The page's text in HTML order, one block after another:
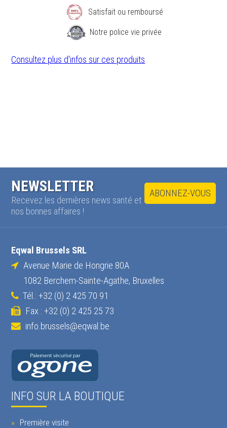
Satisfait ou remboursé
Notre police vie privée
Consultez plus d'infos sur ces produits
ABONNEZ-VOUS
NEWSLETTER
Recevez les dernières news santé et
nos bonnes affaires !
Eqwal Brussels SRL
Avenue Marie de Hongrie 80A
1082 Berchem-Sainte-Agathe, Bruxelles
Tél.: +32 (0) 2 425 70 91
Fax : +32 (0) 2 425 25 73
info.brussels@eqwal.be
INFO SUR LA BOUTIQUE
Première visite